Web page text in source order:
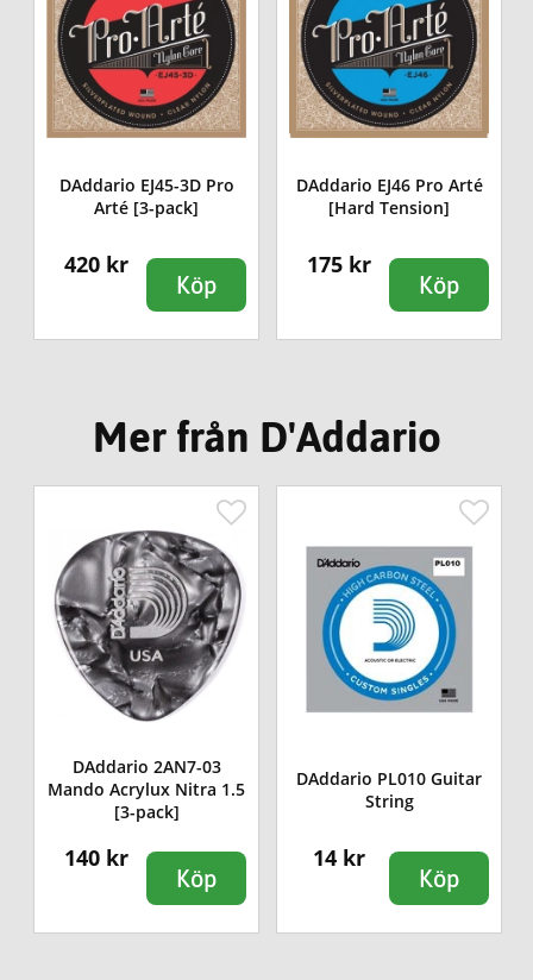
DAddario EJ45-3D Pro
Arté [3-pack]
420 kr
Köp
DAddario EJ46 Pro Arté
[Hard Tension]
175 kr
Köp
Mer från D'Addario
DAddario 2AN7-03
Mando Acrylux Nitra 1.5
[3-pack]
140 kr
Köp
DAddario PL010 Guitar
String
14 kr
Köp